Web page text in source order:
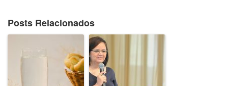
Posts Relacionados